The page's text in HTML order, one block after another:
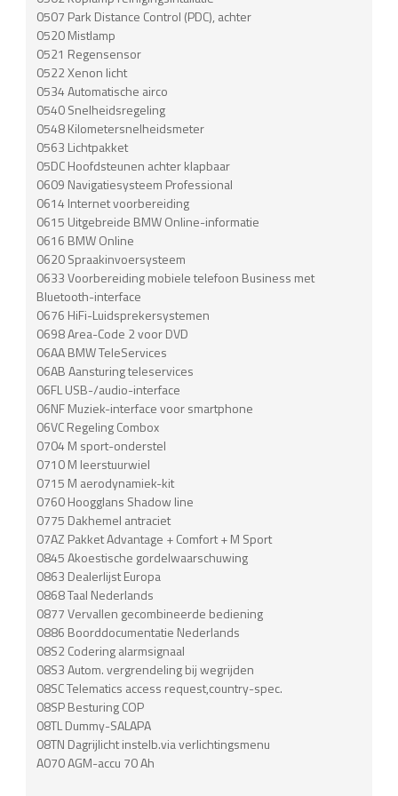
0507 Park Distance Control (PDC), achter
0520 Mistlamp
0521 Regensensor
0522 Xenon licht
0534 Automatische airco
0540 Snelheidsregeling
0548 Kilometersnelheidsmeter
0563 Lichtpakket
05DC Hoofdsteunen achter klapbaar
0609 Navigatiesysteem Professional
0614 Internet voorbereiding
0615 Uitgebreide BMW Online-informatie
0616 BMW Online
0620 Spraakinvoersysteem
0633 Voorbereiding mobiele telefoon Business met
Bluetooth-interface
0676 HiFi-Luidsprekersystemen
0698 Area-Code 2 voor DVD
06AA BMW TeleServices
06AB Aansturing teleservices
06FL USB-/audio-interface
06NF Muziek-interface voor smartphone
06VC Regeling Combox
0704 M sport-onderstel
0710 M leerstuurwiel
0715 M aerodynamiek-kit
0760 Hoogglans Shadow line
0775 Dakhemel antraciet
07AZ Pakket Advantage + Comfort + M Sport
0845 Akoestische gordelwaarschuwing
0863 Dealerlijst Europa
0868 Taal Nederlands
0877 Vervallen gecombineerde bediening
0886 Boorddocumentatie Nederlands
08S2 Codering alarmsignaal
08S3 Autom. vergrendeling bij wegrijden
08SC Telematics access request,country-spec.
08SP Besturing COP
08TL Dummy-SALAPA
08TN Dagrijlicht instelb.via verlichtingsmenu
A070 AGM-accu 70 Ah